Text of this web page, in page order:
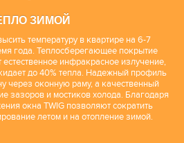
ЗИМОЙ
температуру в квартире на 6-7
года. Теплосберегающее покрытие
инфракрасное излучение,
до 40% тепла. Надежный профиль
через оконную раму, а качественный
зазоров и мостиков холода. Благодаря
окна TWIG позволяют сократить
летом и на отопление зимой.